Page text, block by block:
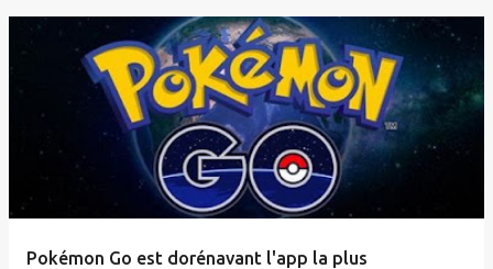
Pokémon Go est dorénavant l'app la plus